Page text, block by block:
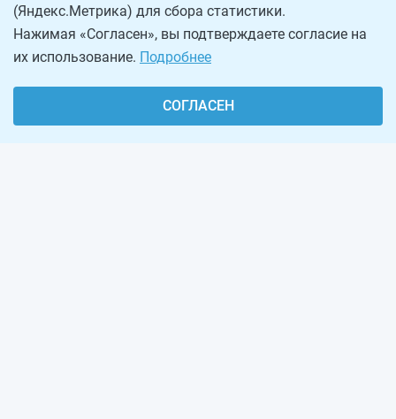
(Яндекс.Метрика) для сбора статистики.
Нажимая «Согласен», вы подтверждаете согласие на
их использование. Подробнее
СОГЛАСЕН